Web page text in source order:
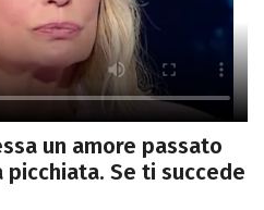
un amore passato
Se ti succede